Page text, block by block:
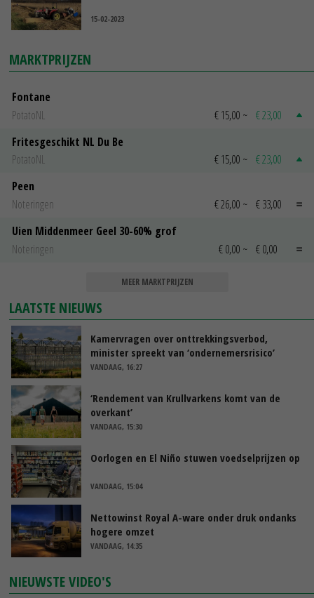
15-02-2023
MARKTPRIJZEN
Fontane
PotatoNL
€ 15,00 ~ € 23,00
Fritesgeschikt NL Du Be
PotatoNL
€ 15,00 ~ € 23,00
Peen
Noteringen
€ 26,00 ~ € 33,00
Uien Middenmeer Geel 30-60% grof
Noteringen
€ 0,00 ~ € 0,00
MEER MARKTPRIJZEN
LAATSTE NIEUWS
Kamervragen over onttrekkingsverbod,
minister spreekt van ‘ondernemersrisico’
VANDAAG, 16:27
‘Rendement van Krullvarkens komt van de
overkant’
VANDAAG, 15:30
Oorlogen en El Niño stuwen voedselprijzen op
VANDAAG, 15:04
Nettowinst Royal A-ware onder druk ondanks
hogere omzet
VANDAAG, 14:35
NIEUWSTE VIDEO'S